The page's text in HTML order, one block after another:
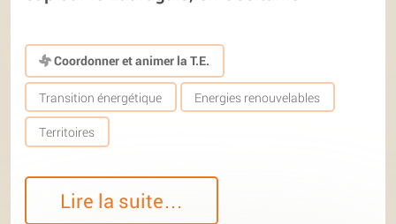
Coordonner et animer la T.E.
Transition énergétique Energies renouvelables
Territoires
Lire la suite…